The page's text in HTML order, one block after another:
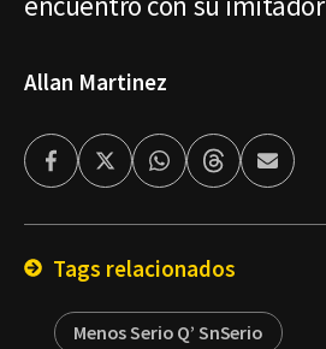
Allan Martinez
FacebookTwitterWhatsappThreadsEnviar
por
Tags relacionados
Menos Serio Q’ SnSerio